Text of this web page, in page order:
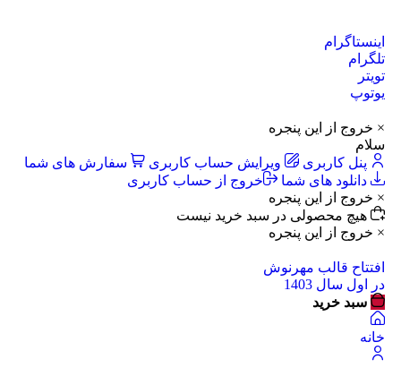
اینستاگرام
تلگرام
تویتر
یوتوپ
× خروج از این پنجره
سلام
پنل کاربری
ویرایش حساب کاربری
سفارش های شما
دانلود های شما
خروج از حساب کاربری
× خروج از این پنجره
هیچ محصولی در سبد خرید نیست
× خروج از این پنجره
افتتاح قالب مهرنوش
در اول سال 1403
سبد خرید
خانه